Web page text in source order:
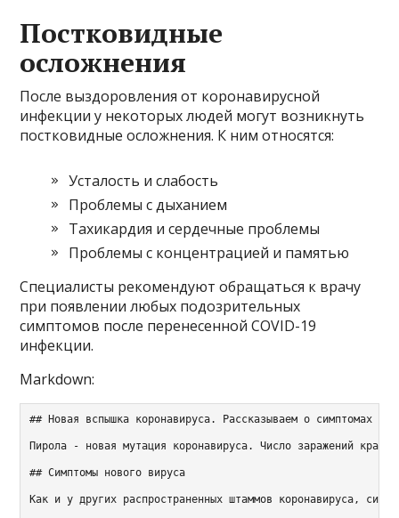
Постковидные
осложнения
После выздоровления от коронавирусной
инфекции у некоторых людей могут возникнуть
постковидные осложнения. К ним относятся:
Усталость и слабость
Проблемы с дыханием
Тахикардия и сердечные проблемы
Проблемы с концентрацией и памятью
Специалисты рекомендуют обращаться к врачу
при появлении любых подозрительных
симптомов после перенесенной COVID-19
инфекции.
Markdown:
## Новая вспышка коронавируса. Рассказываем о симптомах и
Пирола - новая мутация коронавируса. Число заражений
## Симптомы нового вируса
Как и у других распространенных штаммов коронавируса,